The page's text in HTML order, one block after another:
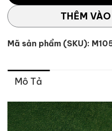
THÊM
Mã sản phẩm (SKU):
Mô Tả